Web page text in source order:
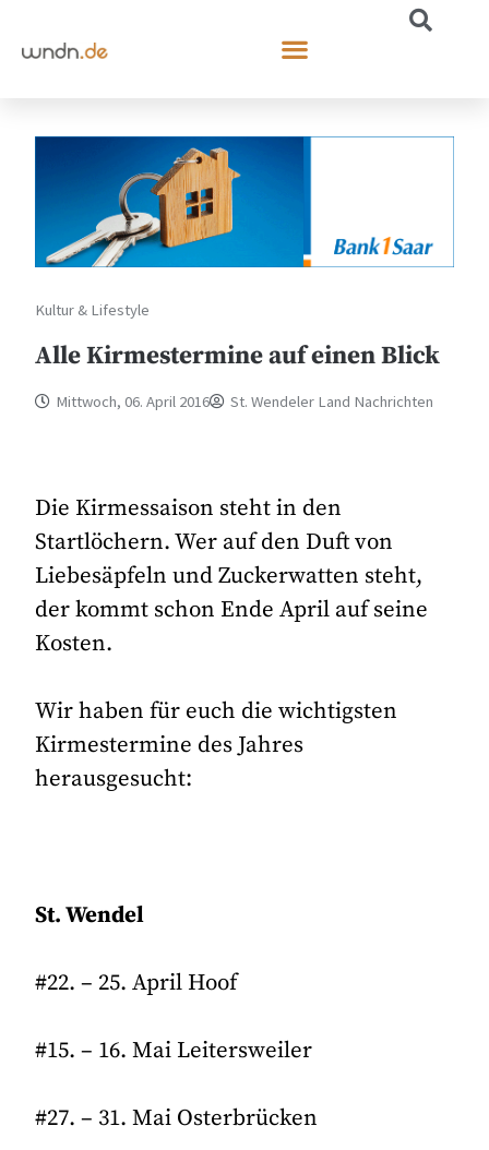
Kultur & Lifestyle
Alle Kirmestermine auf einen Blick
Mittwoch, 06. April 2016 St. Wendeler Land Nachrichten
Die Kirmessaison steht in den
Startlöchern. Wer auf den Duft von
Liebesäpfeln und Zuckerwatten steht,
der kommt schon Ende April auf seine
Kosten.
Wir haben für euch die wichtigsten
Kirmestermine des Jahres
herausgesucht:
St. Wendel
#22. – 25. April Hoof
#15. – 16. Mai Leitersweiler
#27. – 31. Mai Osterbrücken